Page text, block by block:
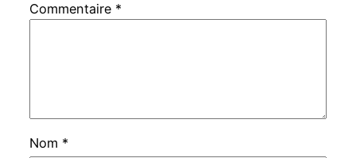
Commentaire *
Nom *